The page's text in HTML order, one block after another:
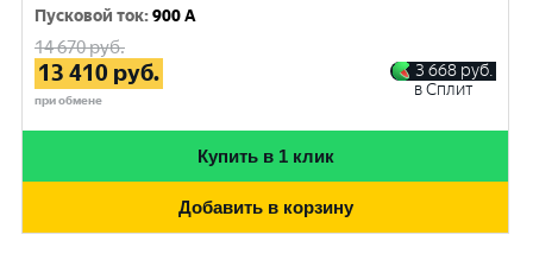
Пусковой ток:900 A
14 670руб.
13 410 руб.
при обмене
3 668 руб.
в Сплит
Купить в 1 клик
Добавить в корзину